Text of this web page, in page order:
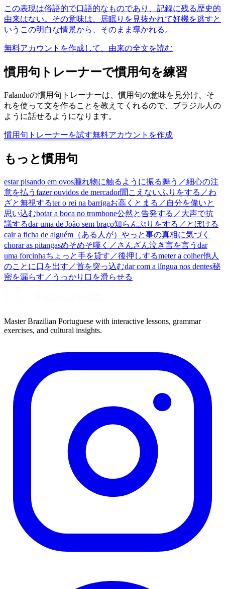
この表現は俗語的で口語的なものであり、記録に残る歴史的
由来はない。その意味は、居眠りを見抜かれて好機を逃すと
いうこの明白な情景から、そのまま導かれる。
無料アカウントを作成して、由来の全文を読む
慣用句トレーナーで慣用句を練習
Falandoの慣用句トレーナーは、慣用句の意味を見分け、そ
れを使って文を作ることを教えてくれるので、ブラジル人の
ように話せるようになります。
慣用句トレーナーを試す無料アカウントを作成
もっと慣用句
estar pisando em ovos腫れ物に触るように振る舞う／細心の注
意を払う fazer ouvidos de mercador聞こえないふりをする／わ
ざと無視するter o rei na barrigaお高くとまる／自分を偉いと
思い込むbotar a boca no trombone公然と告発する／大声で抗
議するdar uma de João sem braço知らんぷりをする／とぼける
cair a ficha de alguém （ある人が）やっと事の真相に気づく
chorar as pitangasめそめそ嘆く／さんざん泣き言を言う dar
uma forcinhaちょっと手を貸す／後押しするmeter a colher他人
のことに口を出す／首を突っ込むdar com a língua nos dentes秘
密を漏らす／うっかり口を滑らせる
Master Brazilian Portuguese with interactive lessons, grammar
exercises, and cultural insights.